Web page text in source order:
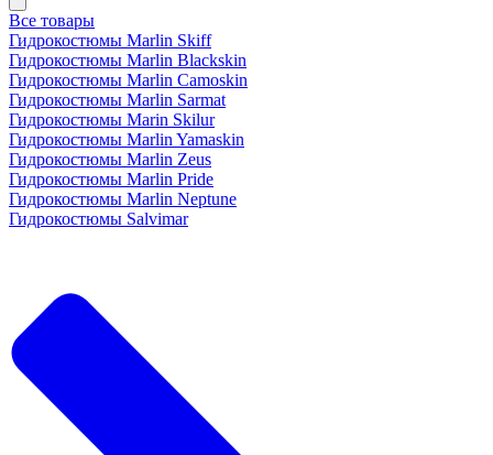
Все товары
Гидрокостюмы Marlin Skiff
Гидрокостюмы Marlin Blackskin
Гидрокостюмы Marlin Camoskin
Гидрокостюмы Marlin Sarmat
Гидрокостюмы Marin Skilur
Гидрокостюмы Marlin Yamaskin
Гидрокостюмы Marlin Zeus
Гидрокостюмы Marlin Pride
Гидрокостюмы Marlin Neptune
Гидрокостюмы Salvimar